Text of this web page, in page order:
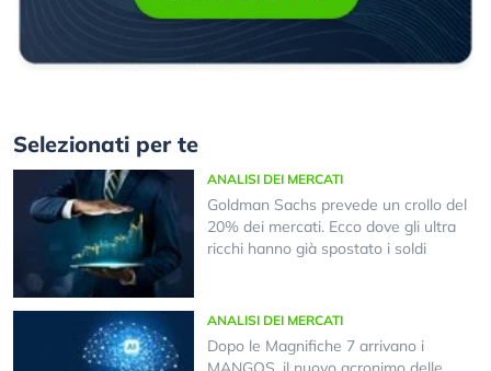
Selezionati per te
ANALISI DEI MERCATI
Goldman Sachs prevede un crollo del
20% dei mercati. Ecco dove gli ultra
ricchi hanno già spostato i soldi
ANALISI DEI MERCATI
Dopo le Magnifiche 7 arrivano i